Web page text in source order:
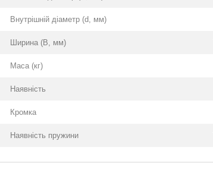
Внутрішній діаметр (d, мм)
Ширина (B, мм)
Маса (кг)
Наявність
Кромка
Наявність пружини